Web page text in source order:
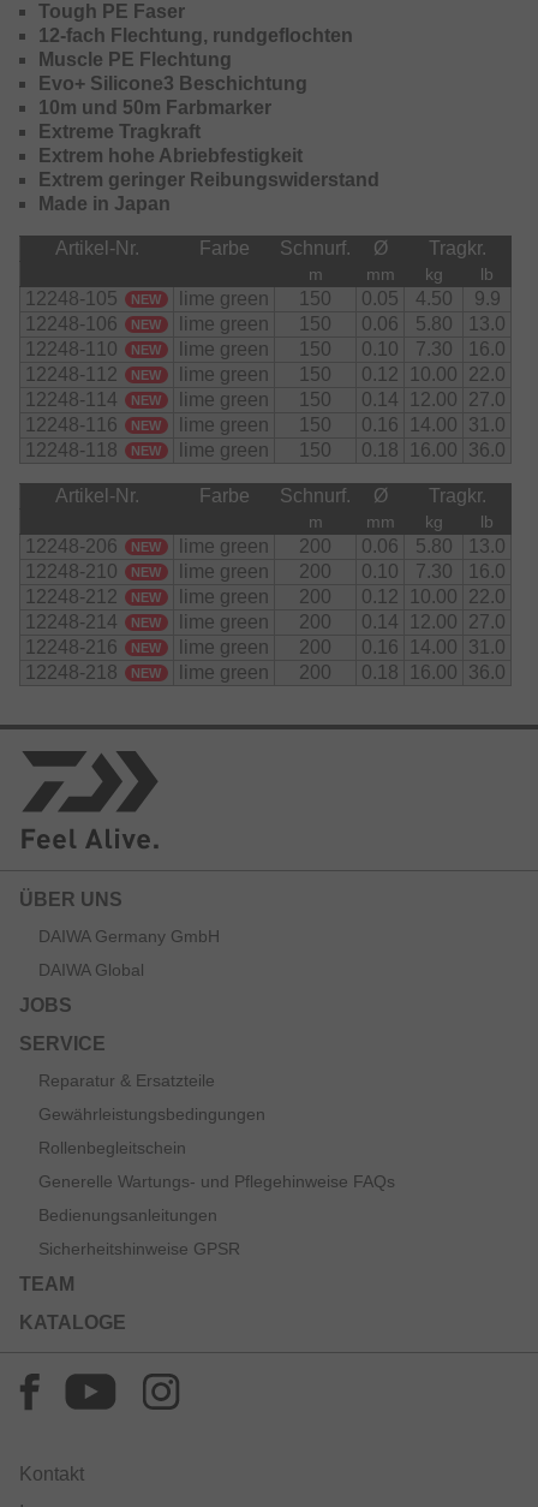
Dank der Verwendung einer neuen "Tough PE"-Faser, die
etwas dicker und runder ist als herkömmliche PE-Fasern,
werden Tragkraft und speziell die Abriebsfestigkeit um
über 50% erhöht. Dies bietet insbesondere beim Angeln in
risikoreichen Strukturen eine höhere Beständigkeit.
Die neue "EVO+ Silicone3"-Beschichtung sorgt für eine
extrem glatte Oberfläche, die sich nahezu wie eine
monofile Schnur anfühlt und die Reibung beim Wurf sowie
die Geräuschentwicklung reduziert.
Tough PE Faser
12-fach Flechtung, rundgeflochten
Muscle PE Flechtung
Evo+ Silicone3 Beschichtung
10m und 50m Farbmarker
Extreme Tragkraft
Extrem hohe Abriebfestigkeit
Extrem geringer Reibungswiderstand
Made in Japan
Artikel-Nr. Farbe Schnurf. Ø Tragkr.
m mm kg lb
12248-105 NEW lime green 150 0.05 4.50
9.9
12248-106
NEW lime green 150 0.06 5.80
13.0
12248-110
NEW lime green 150 0.10 7.30
16.0
12248-112
NEW lime green 150 0.12 10.00
22.0
12248-114
NEW lime green 150 0.14 12.00
27.0
12248-116
NEW lime green 150 0.16 14.00
31.0
12248-118
NEW lime green 150 0.18 16.00 36.0
Artikel-Nr. Farbe Schnurf. Ø Tragkr.
m mm kg lb
12248-206 NEW lime green 200 0.06 5.80
13.0
12248-210
NEW lime green 200 0.10 7.30
16.0
12248-212
NEW lime green 200 0.12 10.00
22.0
12248-214
NEW lime green 200 0.14 12.00
27.0
12248-216
NEW lime green 200 0.16 14.00
31.0
12248-218
NEW lime green 200 0.18 16.00 36.0
ÜBER UNS
DAIWA Germany GmbH
DAIWA Global
JOBS
SERVICE
Reparatur & Ersatzteile
Gewährleistungsbedingungen
Rollenbegleitschein
Generelle Wartungs- und Pflegehinweise FAQs
Bedienungsanleitungen
Sicherheitshinweise GPSR
TEAM
KATALOGE
Kontakt